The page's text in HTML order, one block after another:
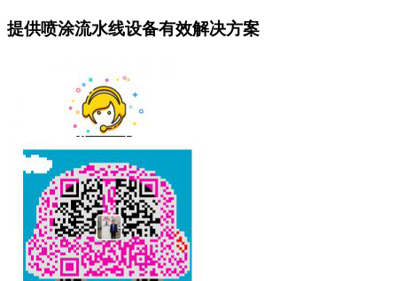
提供喷涂流水线设备有效解决方案